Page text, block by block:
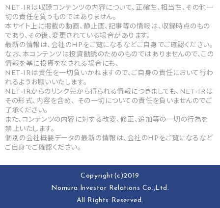
NET-IRは収録コンテンツの内容について、正確性、相当性、その他一
切の責任を負うものではありません。
本サイト上に掲載の動画、静止画、記事等の情報は、収録時点のもの
であり、その後、変更されている場合があります。
最新の情報は、会社のHPをご覧になるなどご自身でご確認ください。
なお、本コンテンツは投資勧誘のためのものではありませんので、この
情報を基に投資をなされる場合にも、
NET-IRは責任を一切負いかねますので、ご自身の責任において行わ
れるようお願いいたします。
NET-IRからのリンク先から得られる情報につきましても、NET-IRは
その形式、内容を含め、 その一切についての責任を負いませんのでご
了承ください。
また、コンテンツの内容に対する改変、修正、追加等の一切の行為を
禁止いたします。
個別の会社概要データの最新の情報は、会社のHPをご覧になるなど
ご自身でご確認ください。
Copyright(c)2019
Nomura lnvestor Relations Co.,Ltd.
All Rights Reserved.